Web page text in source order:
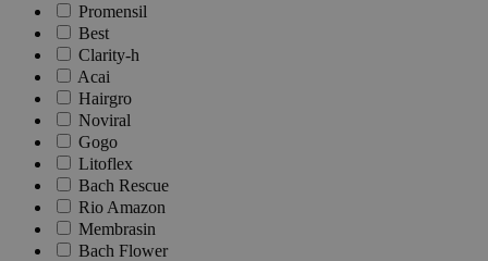
Promensil
Best
Clarity-h
Acai
Hairgro
Noviral
Gogo
Litoflex
Bach Rescue
Rio Amazon
Membrasin
Bach Flower